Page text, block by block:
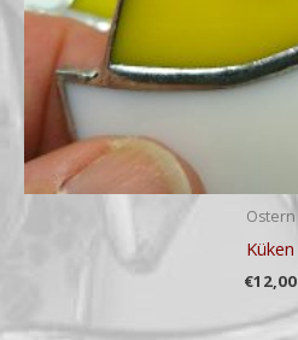
Ostern
Küken
€12,00